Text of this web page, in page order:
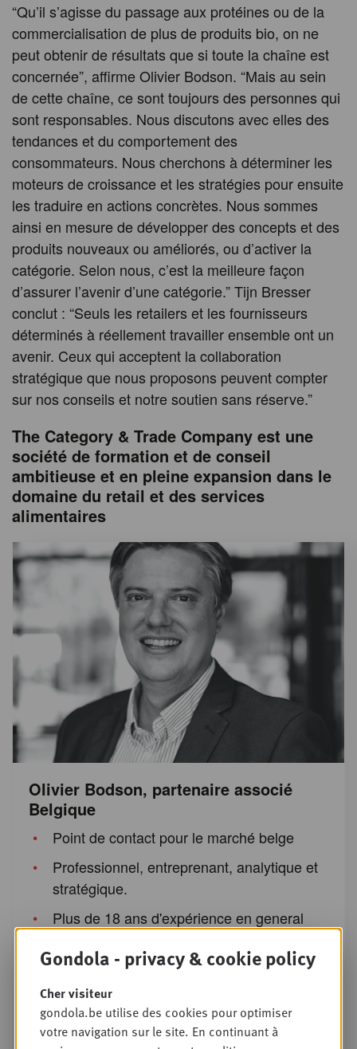
“Qu’il s’agisse du passage aux protéines ou de la
commercialisation de plus de produits bio, on ne
peut obtenir de résultats que si toute la chaîne est
concernée”, affirme Olivier Bodson. “Mais au sein
de cette chaîne, ce sont toujours des personnes qui
sont responsables. Nous discutons avec elles des
tendances et du comportement des
consommateurs. Nous cherchons à déterminer les
moteurs de croissance et les stratégies pour ensuite
les traduire en actions concrètes. Nous sommes
ainsi en mesure de développer des concepts et des
produits nouveaux ou améliorés, ou d’activer la
catégorie. Selon nous, c’est la meilleure façon
d’assurer l’avenir d’une catégorie.” Tijn Bresser
conclut : “Seuls les retailers et les fournisseurs
déterminés à réellement travailler ensemble ont un
avenir. Ceux qui acceptent la collaboration
stratégique que nous proposons peuvent compter
sur nos conseils et notre soutien sans réserve.”
The Category & Trade Company est une
société de formation et de conseil
ambitieuse et en pleine expansion dans le
domaine du retail et des services
alimentaires
Olivier Bodson, partenaire associé
Belgique
Point de contact pour le marché belge
Professionnel, entreprenant, analytique et
stratégique.
Plus de 18 ans d'expérience en general
marketing.
Expérience dans l'élaboration de modèles
basés sur les consumer insights, le
développement de stratégies, les visions,
Gondola - privacy & cookie policy
Cher visiteur
gondola.be utilise des cookies pour optimiser
votre navigation sur le site. En continuant à